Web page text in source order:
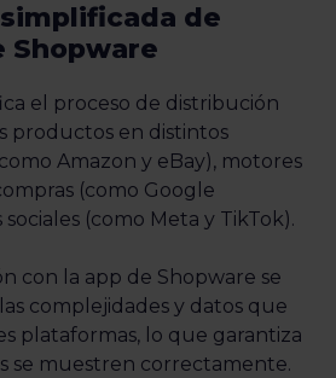
de
Shopware
el proceso de distribución
productos en distintos
Amazon y eBay), motores
(como Google
(como Meta y TikTok).
con la app de Shopware se
complejidades y datos que
plataformas, lo que garantiza
se muestren correctamente.